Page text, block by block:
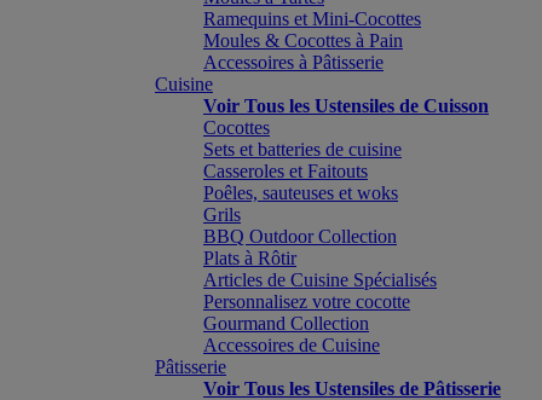
Ramequins et Mini-Cocottes
Moules & Cocottes à Pain
Accessoires à Pâtisserie
Cuisine
Voir Tous les Ustensiles de Cuisson
Cocottes
Sets et batteries de cuisine
Casseroles et Faitouts
Poêles, sauteuses et woks
Grils
BBQ Outdoor Collection
Plats à Rôtir
Articles de Cuisine Spécialisés
Personnalisez votre cocotte
Gourmand Collection
Accessoires de Cuisine
Pâtisserie
Voir Tous les Ustensiles de Pâtisserie